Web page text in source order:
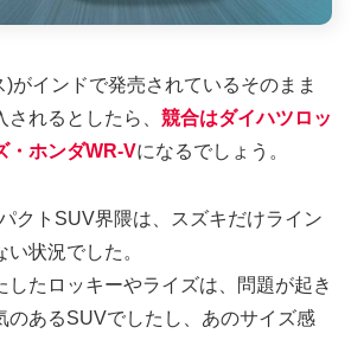
がインドで発売されているそのまま
れるとしたら、 競合はダイハツロッ
・ホンダWR-Vになるでしょう。
クトSUV界隈は、スズキだけライン
状況でした。
したロッキーやライズは、問題が起き
のあるSUVでしたし、あのサイズ感